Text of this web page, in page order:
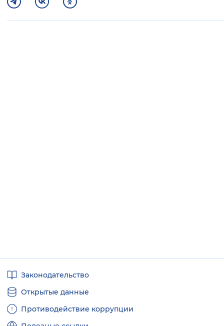
ссылкиЗаконодательство
Открытые данные
Противодействие коррупции